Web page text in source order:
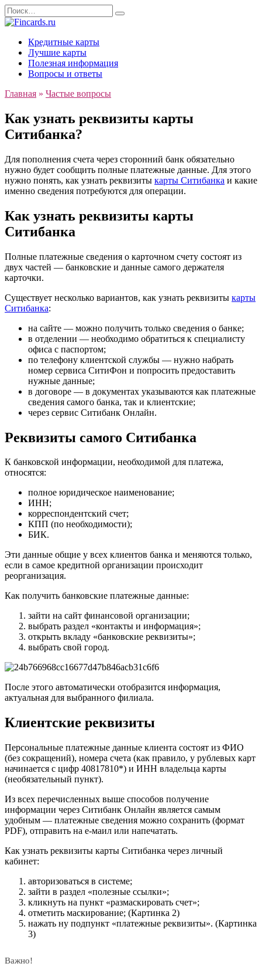
Перейти
к
Search
for:
Кредитные карты
Лучшие карты
Полезная информация
Вопросы и ответы
Главная » Частые вопросы
Как узнать реквизиты карты
Ситибанка?
Для пополнения счета через сторонний банк обязательно
нужно будет сообщить полные платежные данные. Для этого
нужно понять, как узнать реквизиты карты Ситибанка и какие
именно сведения потребуются для операции.
Как узнать реквизиты карты
Ситибанка
Полные платежные сведения о карточном счету состоят из
двух частей — банковские и данные самого держателя
карточки.
Существует несколько вариантов, как узнать реквизиты карты
Ситибанка:
на сайте — можно получить только сведения о банке;
в отделении — необходимо обратиться к специалисту
офиса с паспортом;
по телефону клиентской службы — нужно набрать
номер сервиса СитиФон и попросить предоставить
нужные данные;
в договоре — в документах указываются как платежные
сведения самого банка, так и клиентские;
через сервис Ситибанк Онлайн.
Реквизиты самого Ситибанка
К банковской информации, необходимой для платежа,
относятся:
полное юридическое наименование;
ИНН;
корреспондентский счет;
КПП (по необходимости);
БИК.
Эти данные общие у всех клиентов банка и меняются только,
если в самое кредитной организации происходит
реорганизация.
Как получить банковские платежные данные:
зайти на сайт финансовой организации;
выбрать раздел «контакты и информация»;
открыть вкладу «банковские реквизиты»;
выбрать свой город.
После этого автоматически отобразится информация,
актуальная для выбранного филиала.
Клиентские реквизиты
Персональные платежные данные клиента состоят из ФИО
(без сокращений), номера счета (как правило, у рублевых карт
начинается с цифр 40817810*) и ИНН владельца карты
(необязательный пункт).
Из всех перечисленных выше способов получение
информации через Ситибанк Онлайн является самым
удобным — платежные сведения можно сохранить (формат
PDF), отправить на е-маил или напечатать.
Как узнать реквизиты карты Ситибанка через личный
кабинет:
авторизоваться в системе;
зайти в раздел «полезные ссылки»;
кликнуть на пункт «размаскировать счет»;
отметить маскирование; (Картинка 2)
нажать ну подпункт «платежные реквизиты». (Картинка
3)
Важно!